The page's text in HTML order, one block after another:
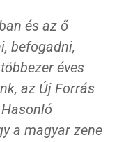
és az ő
befogadni,
éves
az Új Forrás
a magyar zene